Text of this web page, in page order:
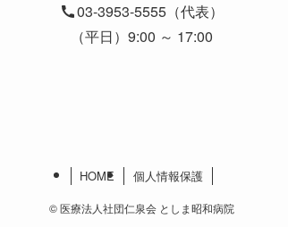
03-3953-5555（代表）
（平日）9:00 ～ 17:00
HOME 個人情報保護
©医療法人社団仁泉会 としま昭和病院